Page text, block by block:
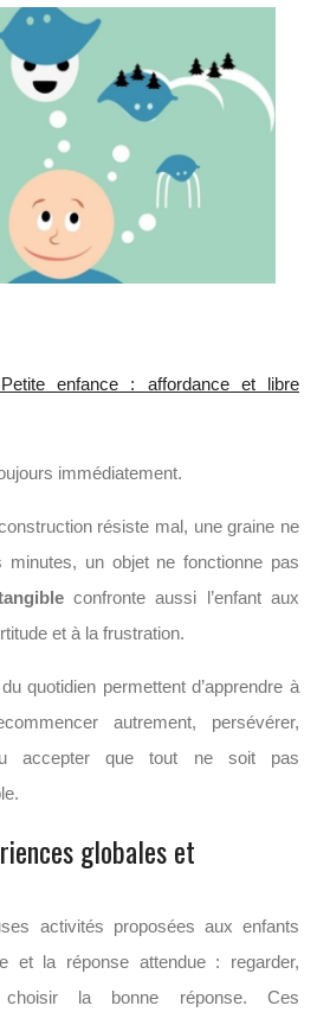
enfance : affordance et libre
immédiatement.
résiste mal, une graine ne
minutes, un objet ne fonctionne pas
confronte aussi l’enfant aux
et à la frustration.
quotidien permettent d’apprendre à
autrement, persévérer,
accepter que tout ne soit pas
globales et
activités proposées aux enfants
et la réponse attendue : regarder,
choisir la bonne réponse. Ces